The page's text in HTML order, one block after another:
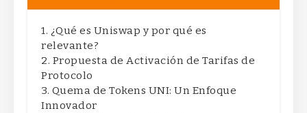
¿Qué es Uniswap y por qué es
relevante?
Propuesta de Activación de Tarifas de
Protocolo
Quema de Tokens UNI: Un Enfoque
Innovador